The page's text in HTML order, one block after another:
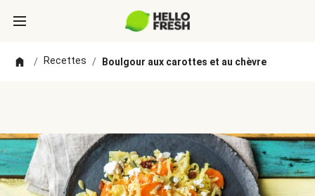
/ Recettes / Boulgour aux carottes et au chèvre